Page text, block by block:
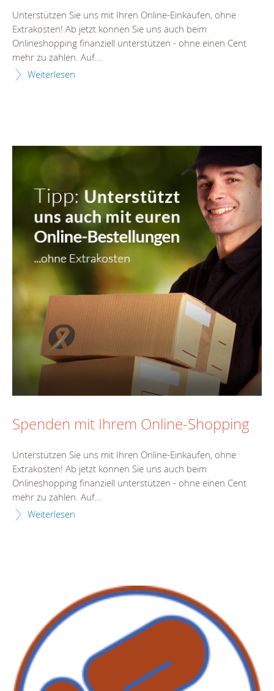
Unterstützen Sie uns mit Ihren Online-Einkäufen, ohne
Extrakosten! Ab jetzt können Sie uns auch beim
Onlineshopping finanziell unterstützen - ohne einen Cent
mehr zu zahlen. Auf...
Weiterlesen
Spenden mit Ihrem Online-Shopping
Unterstützen Sie uns mit Ihren Online-Einkäufen, ohne
Extrakosten! Ab jetzt können Sie uns auch beim
Onlineshopping finanziell unterstützen - ohne einen Cent
mehr zu zahlen. Auf...
Weiterlesen